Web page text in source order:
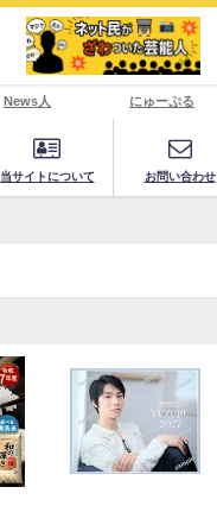
News人 にゅーぷる
当サイトについて お問い合わせ